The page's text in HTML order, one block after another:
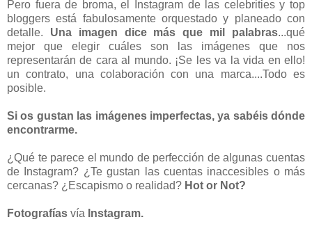
Pero fuera de broma, el Instagram de las celebrities y top
bloggers está fabulosamente orquestado y planeado con
detalle. Una imagen dice más que mil palabras...qué
mejor que elegir cuáles son las imágenes que nos
representarán de cara al mundo. ¡Se les va la vida en ello!
un contrato, una colaboración con una marca....Todo es
posible.
Si os gustan las imágenes imperfectas, ya sabéis dónde
encontrarme.
¿Qué te parece el mundo de perfección de algunas cuentas
de Instagram? ¿Te gustan las cuentas inaccesibles o más
cercanas? ¿Escapismo o realidad? Hot or Not?
Fotografías vía Instagram.